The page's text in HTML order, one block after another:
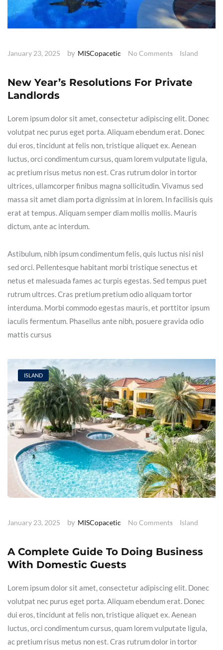
January 23, 2025 by MISCopacetic No Comments Island
New Year’s Resolutions For Private
Landlords
Lorem ipsum dolor sit amet, consectetur adipiscing elit. Donec
volutpat nec purus eget porta. Aliquam ebendum erat. Donec
dui eros, tincidunt at felis non, tristique aliquet ex. Aenean
luctus, orci condimentum cursus, quam lorem vulputate ligula,
ac pretium risus metus non est. Cras rutrum dolor in tortor
ultrices, ullamcorper finibus magna sollicitudin. Vivamus sed
massa sit amet diam porta dignissim at in lorem. In facilisis quis
erat at tempus. Aliquam semper diam mollis mollis. Mauris
dictum, ante ac interdum.
Astibulum, nibh ipsum condimentum felis, quis luctus nisi nisl
sed orci. Pellentesque habitant morbi tristique senectus et
netus et malesuada fames ac turpis egestas. Sed tempus puet
rutrum ultrces. Cras pretium pretium odio aliquam tortor
interduma. Morbi commodo egestas mauris, et porttitor ipsum
iaculis fermentum. Phasellus ante nibh, posuere gravida odio
mattis cursus
ISLAND
January 23, 2025 by MISCopacetic No Comments Island
A Complete Guide To Doing Business
With Domestic Guests
Lorem ipsum dolor sit amet, consectetur adipiscing elit. Donec
volutpat nec purus eget porta. Aliquam ebendum erat. Donec
dui eros, tincidunt at felis non, tristique aliquet ex. Aenean
luctus, orci condimentum cursus, quam lorem vulputate ligula,
ac pretium risus metus non est. Cras rutrum dolor in tortor